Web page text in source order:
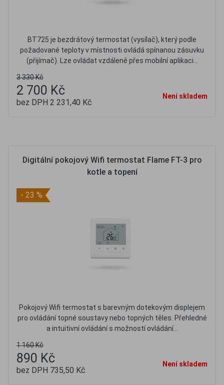
BT725 je bezdrátový termostat (vysílač), který podle
požadované teploty v místnosti ovládá spínanou zásuvku
(přijímač). Lze ovládat vzdáleně přes mobilní aplikaci...
3 330 Kč
2 700 Kč
bez DPH 2 231,40 Kč
Není skladem
Digitální pokojový Wifi termostat Flame FT-3 pro
kotle a topení
- 23 %
Pokojový Wifi termostat s barevným dotekovým displejem
pro ovládání topné soustavy nebo topných těles. Přehledné
a intuitivní ovládání s možností ovládání...
1 160 Kč
890 Kč
bez DPH 735,50 Kč
Není skladem